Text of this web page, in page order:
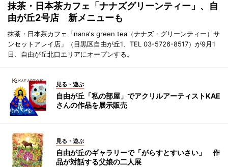
抹茶・日本茶カフェ「ナナズグリーンティー」、自
由が丘2号店 新メニューも
抹茶・日本茶カフェ「nana's green tea（ナナズ・グリーンティー）サ
ンセットアレイ店」（目黒区自由が丘1、TEL 03-5726-8517）が9月1
日、自由が丘北口エリアにオープンする。
見る・遊ぶ
自由が丘「私の部屋」でアクリルアーティストKAE
さんの作品を展示販売
見る・遊ぶ
自由が丘のギャラリーで「がらすとすいさい」 作
品が対話する父娘の二人展